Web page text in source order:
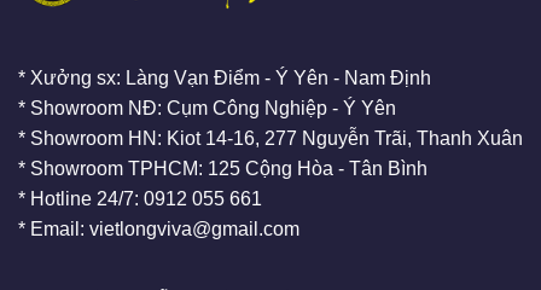
* Xưởng sx: Làng Vạn Điểm - Ý Yên - Nam Định
* Showroom NĐ: Cụm Công Nghiệp - Ý Yên
* Showroom HN: Kiot 14-16, 277 Nguyễn Trãi, Thanh Xuân
* Showroom TPHCM: 125 Cộng Hòa - Tân Bình
* Hotline 24/7: 0912 055 661
* Email: vietlongviva@gmail.com